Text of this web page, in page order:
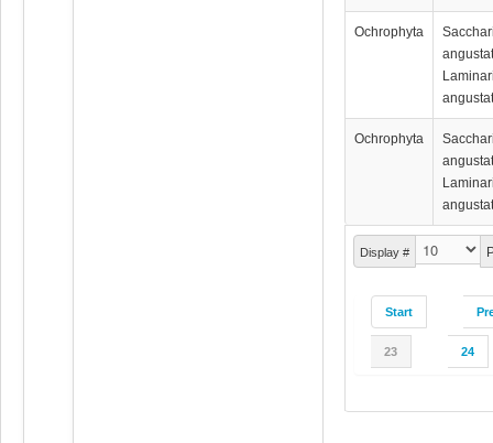
Display #
Start
23 24
Ochrophyta
Ochrophyta